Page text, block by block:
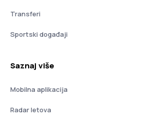
Transferi
Sportski događaji
Saznaj više
Mobilna aplikacija
Radar letova